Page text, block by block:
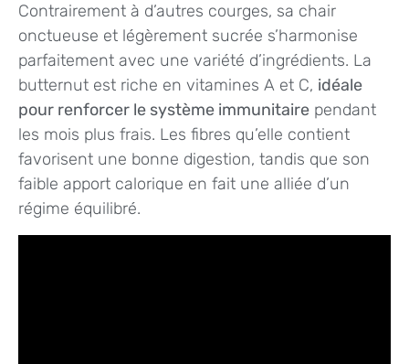
Contrairement à d’autres courges, sa chair
onctueuse et légèrement sucrée s’harmonise
parfaitement avec une variété d’ingrédients. La
butternut est riche en vitamines A et C, idéale
pour renforcer le système immunitaire pendant
les mois plus frais. Les fibres qu’elle contient
favorisent une bonne digestion, tandis que son
faible apport calorique en fait une alliée d’un
régime équilibré.